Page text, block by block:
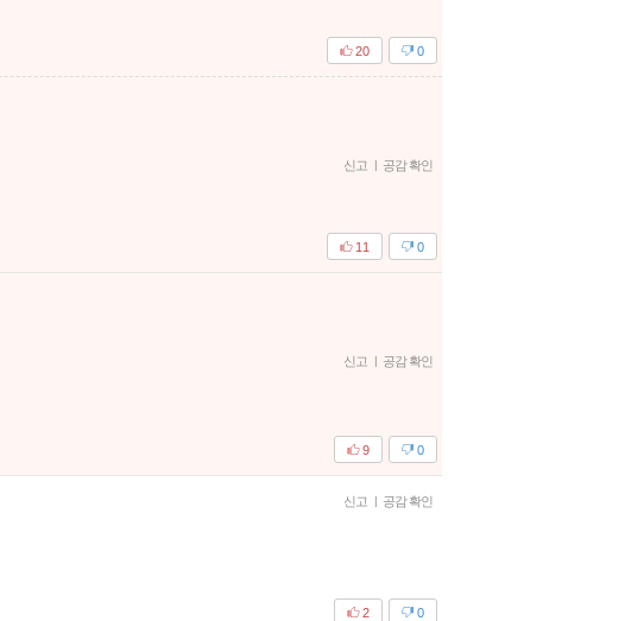
0
20
신고 | 공감 확인
0
11
신고 | 공감 확인
0
9
신고 | 공감 확인
0
2